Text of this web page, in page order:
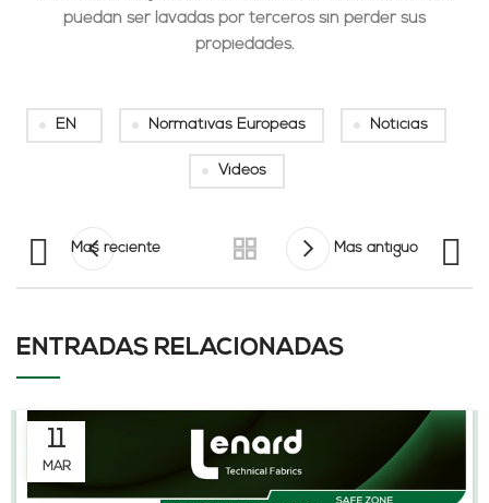
puedan ser lavadas por terceros sin perder sus
propiedades.
EN Normativas Europeas Noticias
Videos
Mas reciente Mas antiguo
ENTRADAS RELACIONADAS
11
MAR